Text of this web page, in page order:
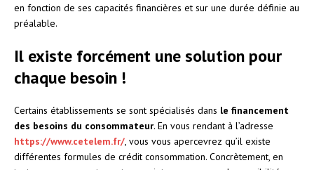
en fonction de ses capacités financières et sur une durée définie au
préalable.
Il existe forcément une solution pour
chaque besoin !
Certains établissements se sont spécialisés dans le financement
des besoins du consommateur. En vous rendant à l’adresse
https://www.cetelem.fr/ , vous vous apercevrez qu’il existe
différentes formules de crédit consommation. Concrètement, en